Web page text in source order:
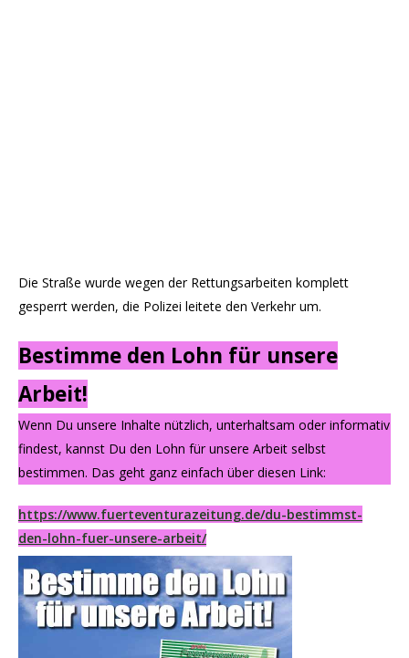
Die Straße wurde wegen der Rettungsarbeiten komplett
gesperrt werden, die Polizei leitete den Verkehr um.
Bestimme den Lohn für unsere
Arbeit!
Wenn Du unsere Inhalte nützlich, unterhaltsam oder informativ
findest, kannst Du den Lohn für unsere Arbeit selbst
bestimmen. Das geht ganz einfach über diesen Link:
https://www.fuerteventurazeitung.de/du-bestimmst-
den-lohn-fuer-unsere-arbeit/